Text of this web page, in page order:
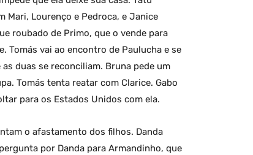
Mari, Lourenço e Pedroca, e Janice
roubado de Primo, que o vende para
Tomás vai ao encontro de Paulucha e se
duas se reconciliam. Bruna pede um
Tomás tenta reatar com Clarice. Gabo
para os Estados Unidos com ela.
o afastamento dos filhos. Danda
por Danda para Armandinho, que